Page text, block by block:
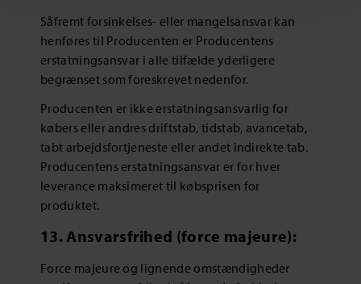
Såfremt forsinkelses- eller mangelsansvar kan
henføres til Producenten er Producentens
erstatningsansvar i alle tilfælde yderligere
begrænset som foreskrevet nedenfor.
Producenten er ikke erstatningsansvarlig for
købers eller andres driftstab, tidstab, avancetab,
tabt arbejdsfortjeneste eller andet indirekte tab.
Producentens erstatningsansvar er for hver
leverance maksimeret til købsprisen for
produktet.
13. Ansvarsfrihed (force majeure):
Force majeure og lignende omstændigheder